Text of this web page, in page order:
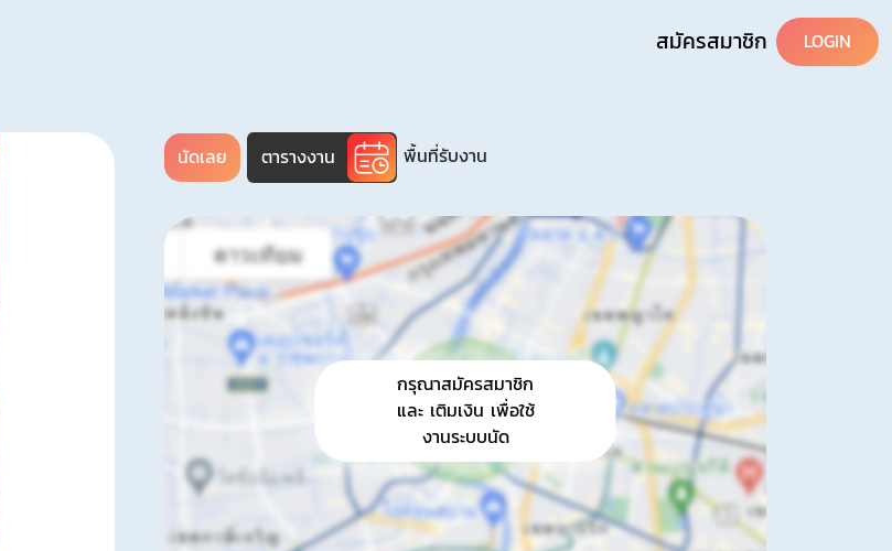
สมัครสมาชิก LOGIN
นัดเลย ตารางงาน พื้นที่รับงาน
กรุณาสมัครสมาชิก
และ เติมเงิน เพื่อใช้
งานระบบนัด